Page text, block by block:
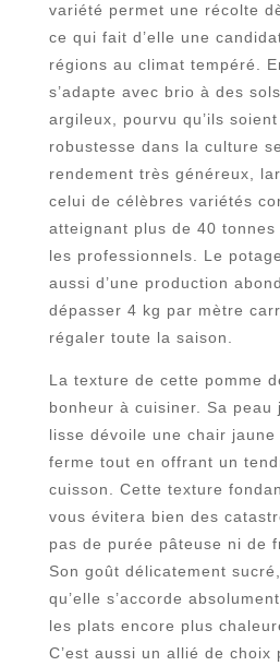
variété permet une récolte
ce qui fait d’elle une
régions au climat tempéré.
s’adapte avec brio à des
argileux, pourvu qu’ils
robustesse dans la culture
rendement très généreux,
celui de célèbres variétés
atteignant plus de 40
les professionnels. Le
aussi d’une production
dépasser 4 kg par mètre
régaler toute la saison.
La texture de cette pomme
bonheur à cuisiner. Sa
lisse dévoile une chair
ferme tout en offrant un
cuisson. Cette texture
vous évitera bien des
pas de purée pâteuse ni de
Son goût délicatement
qu’elle s’accorde
les plats encore plus
C’est aussi un allié de choix